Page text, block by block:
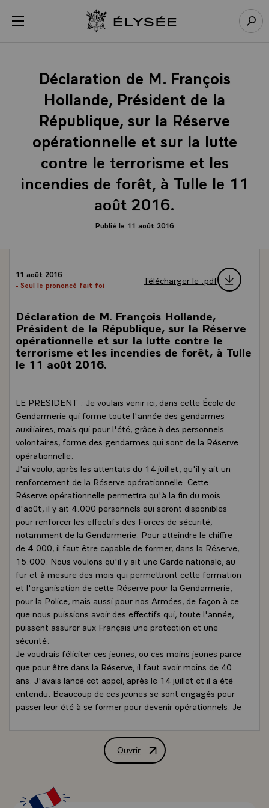
menu Retour à l’accueil Élysée
Déclaration de M. François
Hollande, Président de la
République, sur la Réserve
opérationnelle et sur la lutte
contre le terrorisme et les
incendies de forêt, à Tulle le 11
août 2016.
Publié le 11 août 2016
11 août 2016
- Seul le prononcé fait foi
Télécharger le .pdf
Déclaration de M. François Hollande,
Président de la République, sur la Réserve
opérationnelle et sur la lutte contre le
terrorisme et les incendies de forêt, à Tulle
le 11 août 2016.
LE PRESIDENT : Je voulais venir ici, dans cette École de
Gendarmerie qui forme toute l'année des gendarmes
auxiliaires, mais qui pour l'été, grâce à des personnels
volontaires, forme des gendarmes qui sont de la Réserve
opérationnelle.
J'ai voulu, après les attentats du 14 juillet, qu'il y ait un
renforcement de la Réserve opérationnelle. Cette
Réserve opérationnelle permettra qu'à la fin du mois
d'août, il y ait 4.000 personnels qui seront disponibles
pour renforcer les effectifs des Forces de sécurité,
notamment de la Gendarmerie. Pour atteindre le chiffre
de 4.000, il faut être capable de former, dans la Réserve,
15.000. Nous voulons qu'il y ait une Garde nationale, au
fur et à mesure des mois qui permettront cette formation
et l'organisation de cette Réserve pour la Gendarmerie,
pour la Police, mais aussi pour nos Armées, de façon à ce
que nous puissions avoir des effectifs qui, toute l'année,
puissent assurer aux Français une protection et une
sécurité.
Je voudrais féliciter ces jeunes, ou ces moins jeunes parce
que pour être dans la Réserve, il faut avoir moins de 40
ans. J'avais lancé cet appel, après le 14 juillet et il a été
entendu. Beaucoup de ces jeunes se sont engagés pour
passer leur été à se former pour devenir opérationnels. Je
nos effectifs de gendarmes, de policiers, il y a nos
militaires, mais il y a aussi ce que les citoyens peuvent,
Je pense que c'est un bel exemple que ces jeunes
donnent, parce qu'ils ont compris que si nous voulons
Ouvrir
Déclaration de M. François Hollande,
Panneau de gestion des cookies